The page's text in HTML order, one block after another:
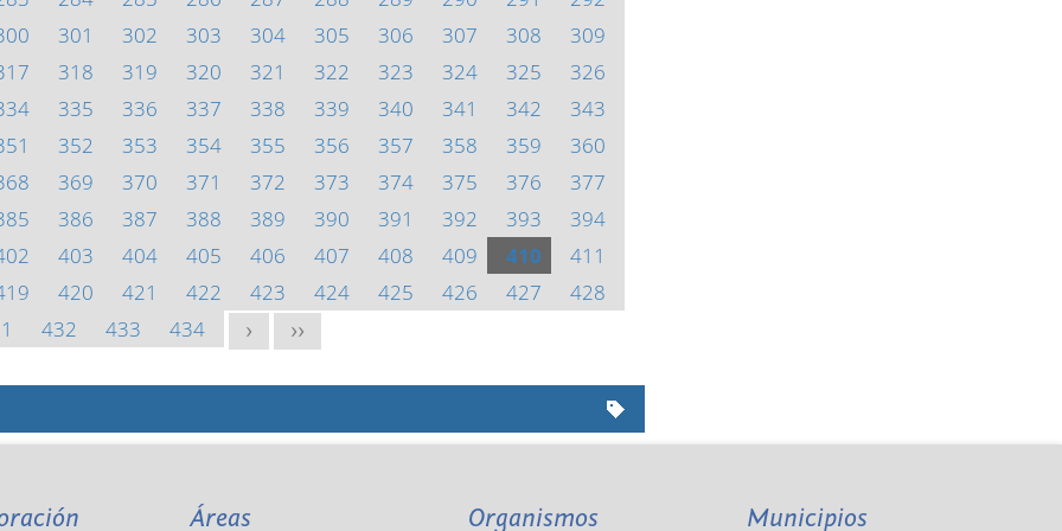
301 302 303 304 305 306 307 308
309
318 319 320 321 322 323 324 325
326
335 336 337 338 339 340 341 342
343
352 353 354 355 356 357 358 359
360
369 370 371 372 373 374 375 376
377
386 387 388 389 390 391 392 393
394
403 404 405 406 407 408 409 410
411
420 421 422 423 424 425 426 427
428
432 433 434 > >>
Áreas Organismos Municipios